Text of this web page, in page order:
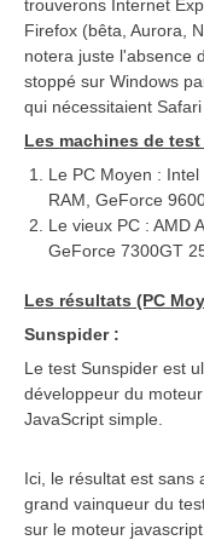
trouverons Internet
Firefox (bêta, Aurora,
notera juste l'absence
stoppé sur Windows
qui nécessitaient
Les machines de test
Le PC Moyen :
RAM, GeForce
Le vieux PC : AMD
GeForce 7300GT
Les résultats (PC
Sunspider :
Le test Sunspider est
développeur du
JavaScript simple.
Ici, le résultat est sans
grand vainqueur du
sur le moteur